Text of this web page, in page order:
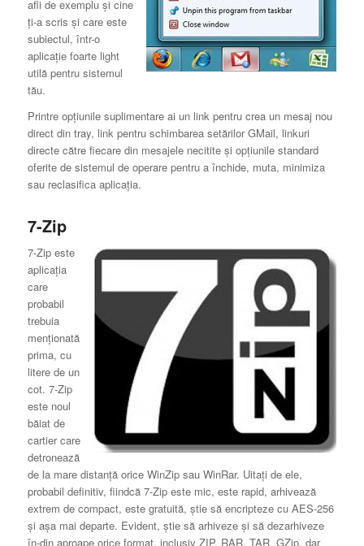
afli de exemplu şi cine
ţi-a scris şi care este
subiectul, într-o
aplicaţie foarte light
utilă pentru sistemul
tău.
Printre opţiunile suplimentare ai un link pentru crea un mesaj nou
direct din tray, link pentru schimbarea setărilor GMail, linkuri
directe către fiecare din mesajele necitite şi opţiunile standard
oferite de sistemul de operare pentru a închide, muta, minimiza
sau reclasifica aplicaţia.
7-Zip
7-Zip este
aplicaţia
care
probabil
trebuia
menţionată
prima, cu
litere de un
cot. 7-Zip
este noul
băiat de
cartier care
detronează
de la mare distanţă orice WinZip sau WinRar. Uitaţi de ele,
probabil definitiv, fiindcă 7-Zip este mic, este rapid, arhivează
extrem de compact, este gratuită, ştie să encripteze cu AES-256
şi aşa mai departe. Evident, ştie să arhiveze şi să dezarhiveze
în-din aproape orice format, inclusiv ZIP, RAR, TAR, GZip, dar